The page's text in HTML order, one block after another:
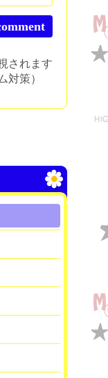
されます
策）